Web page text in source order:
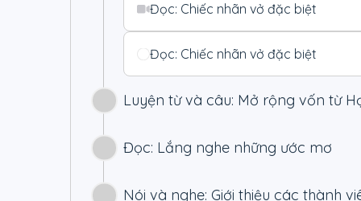
Đọc: Chiếc nhãn vở đặc biệt
Đọc: Chiếc nhãn vở đặc biệt
Luyện từ và câu: Mở rộng vốn từ
Luyện từ và câu: Mở rộng vốn từ
Luyện từ và câu: Mở rộng vốn từ
Đọc: Lắng nghe những ước mơ
Đọc: Lắng nghe những ước mơ
Nói và nghe: Giới thiệu các thành